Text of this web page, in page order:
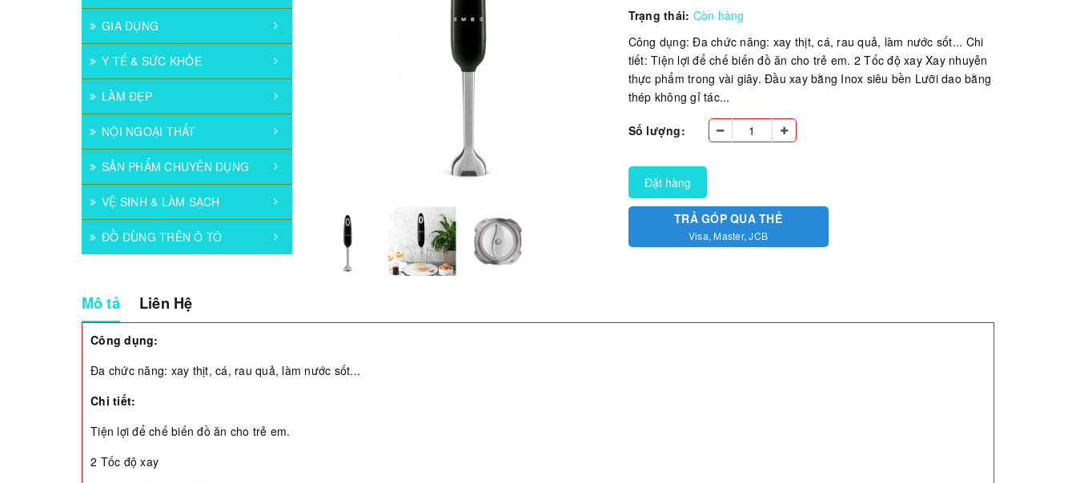
GIA DỤNG
Y TẾ & SỨC KHỎE
LÀM ĐẸP
NỘI NGOẠI THẤT
SẢN PHẨM CHUYÊN DỤNG
VỆ SINH & LÀM SẠCH
ĐỒ DÙNG TRÊN Ô TÔ
Trạng thái: Còn hàng
Công dụng: Đa chức năng: xay thịt, cá, rau quả, làm nước sốt... Chi
tiết: Tiện lợi để chế biến đồ ăn cho trẻ em. 2 Tốc độ xay Xay nhuyễn
thực phẩm trong vài giây. Đầu xay bằng Inox siêu bền Lưỡi dao bằng
thép không gỉ tác...
Số lượng:
Đặt hàng
TRẢ GÓP QUA THẺ
Visa, Master, JCB
Mô tả Liên Hệ
Công dụng:
Đa chức năng: xay thịt, cá, rau quả, làm nước sốt...
Chi tiết:
Tiện lợi để chế biến đồ ăn cho trẻ em.
2 Tốc độ xay